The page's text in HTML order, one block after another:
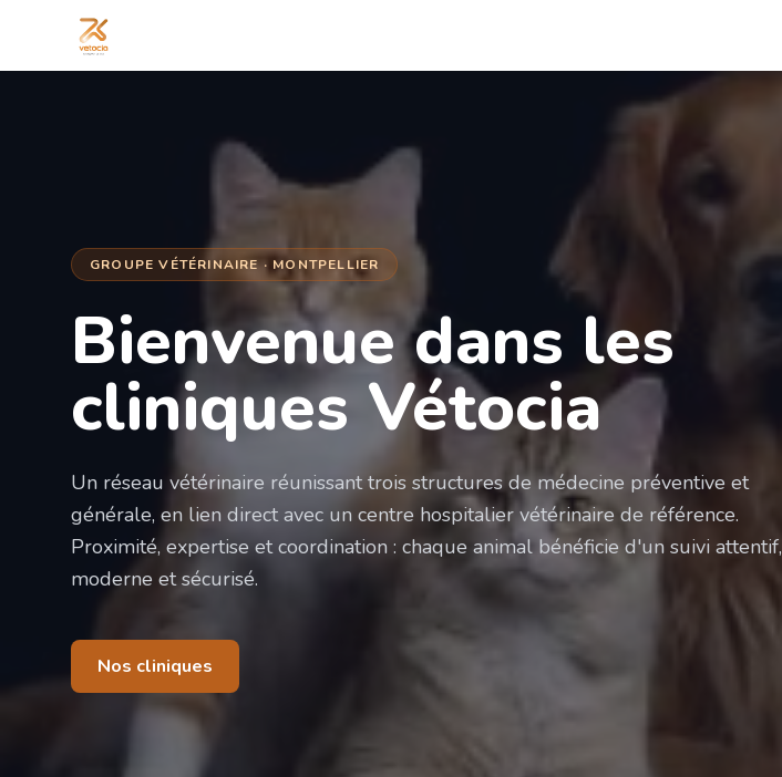
GROUPE VÉTÉRINAIRE · MONTPELLIER
Bienvenue dans les
cliniques Vétocia
Un réseau vétérinaire réunissant trois structures de médecine préventive et
générale, en lien direct avec un centre hospitalier vétérinaire de référence.
Proximité, expertise et coordination : chaque animal bénéficie d'un suivi attentif,
moderne et sécurisé.
Nos cliniques